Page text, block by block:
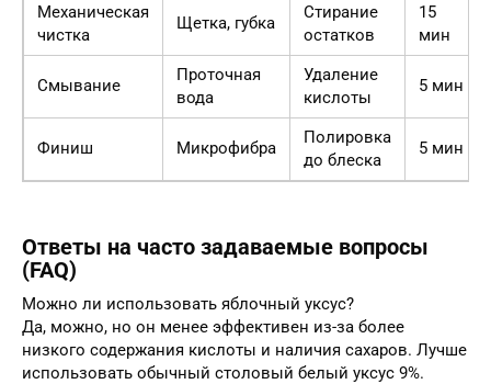
Механическая
чистка
Щетка, губка
Стирание
остатков
15
мин
Смывание
Проточная
вода
Удаление
кислоты
5 мин
Финиш Микрофибра
Полировка
до блеска
5 мин
Ответы на часто задаваемые вопросы
(FAQ)
Можно ли использовать яблочный уксус?
Да, можно, но он менее эффективен из-за более
низкого содержания кислоты и наличия сахаров. Лучше
использовать обычный столовый белый уксус 9%.